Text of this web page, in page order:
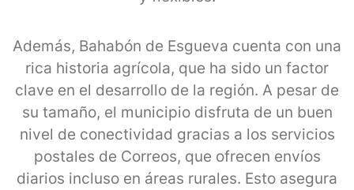
Además, Bahabón de Esgueva cuenta con una
rica historia agrícola, que ha sido un factor
clave en el desarrollo de la región. A pesar de
su tamaño, el municipio disfruta de un buen
nivel de conectividad gracias a los servicios
postales de Correos, que ofrecen envíos
diarios incluso en áreas rurales. Esto asegura